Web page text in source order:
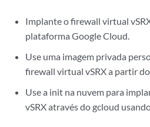
Implante o firewall virtual
plataforma Google Cloud.
Use uma imagem privada
firewall virtual vSRX a partir
Use a init na nuvem para
vSRX através do gcloud